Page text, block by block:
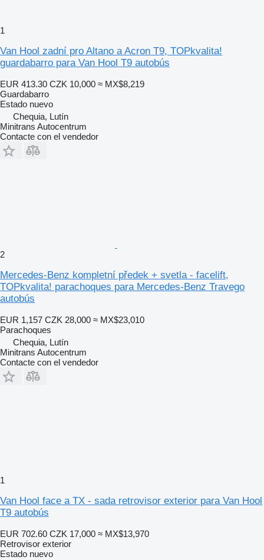
1
Van Hool zadní pro Altano a Acron T9, TOPkvalita!
guardabarro para Van Hool T9 autobús
EUR 413.30 CZK 10,000 ≈ MX$8,219
Guardabarro
Estado nuevo
Chequia, Lutín
Minitrans Autocentrum
Contacte con el vendedor
2
Mercedes-Benz kompletní předek + svetla - facelift,
TOPkvalita! parachoques para Mercedes-Benz Travego
autobús
EUR 1,157 CZK 28,000 ≈ MX$23,010
Parachoques
Chequia, Lutín
Minitrans Autocentrum
Contacte con el vendedor
1
Van Hool face a TX - sada retrovisor exterior para Van Hool
T9 autobús
EUR 702.60 CZK 17,000 ≈ MX$13,970
Retrovisor exterior
Estado nuevo